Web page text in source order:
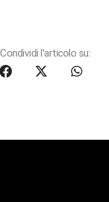
Condividi l'articolo su: